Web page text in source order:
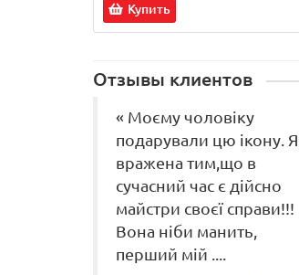
Купить
Отзывы клиентов
« Моєму чоловіку
подарували цю ікону. Я
вражена тим,що в
сучасний час є дійсно
майстри своєї справи!!!
Вона ніби манить,
перший мій ....